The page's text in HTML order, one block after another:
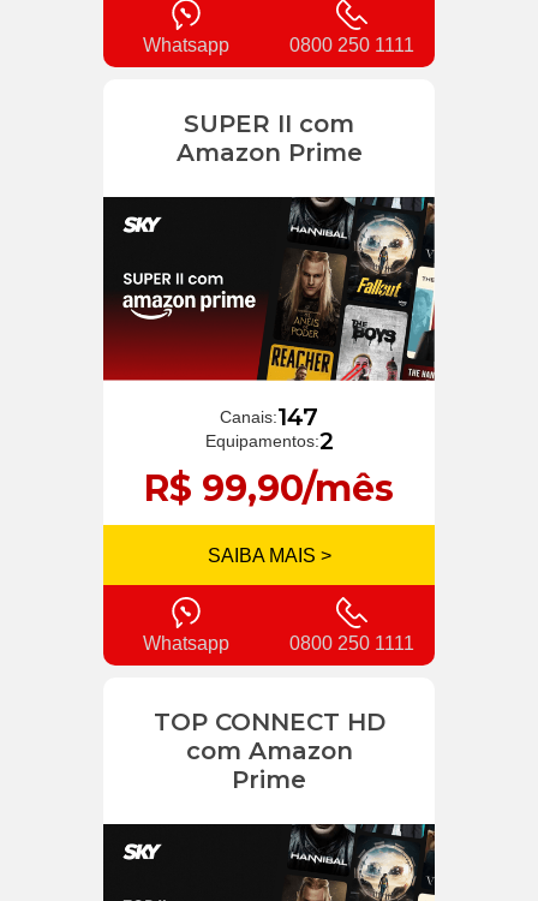
Whatsapp 0800 250 1111
SUPER II com
Amazon Prime
Canais:147
Equipamentos:2
R$ 99,90/mês
SAIBA MAIS >
Whatsapp 0800 250 1111
TOP CONNECT HD
com Amazon
Prime